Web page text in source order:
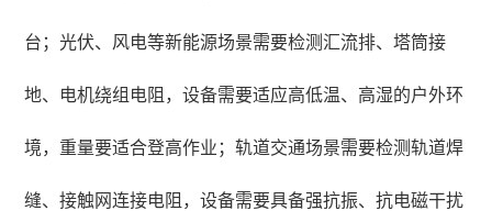
台；光伏、风电等新能源场景需要检测汇流排、塔筒接
地、电机绕组电阻，设备需要适应高低温、高湿的户外环
境，重量要适合登高作业；轨道交通场景需要检测轨道焊
缝、接触网连接电阻，设备需要具备强抗振、抗电磁干扰